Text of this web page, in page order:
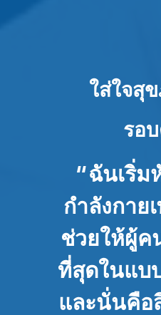
ใส่ใจสุ
รอ
เรื่อง
ราว
ของ
Moony
ฉันเริ่ม
กำลังกาย
ช่วยให้ผู้ค
ที่สุดในแบ
และนั่นคือ